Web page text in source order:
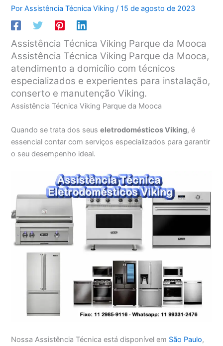
PorAssistência Técnica Viking/15 de agosto de 2023
Assistência Técnica Viking Parque da Mooca
Assistência Técnica Viking Parque da Mooca,
atendimento a domicílio com técnicos
especializados e experientes para instalação,
conserto e manutenção Viking.
Assistência Técnica Viking Parque da Mooca
Quando se trata dos seuseletrodomésticos Viking, é
essencial contar com serviços especializados para garantir
o seu desempenho ideal.
Nossa Assistência Técnica está disponível em São Paulo,